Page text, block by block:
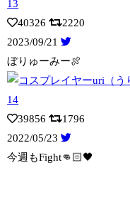
40326
2220
2023/09/21
ぼりゅーみー🍖
39856
1796
2022/05/23
今週もFight👊🏻🖤